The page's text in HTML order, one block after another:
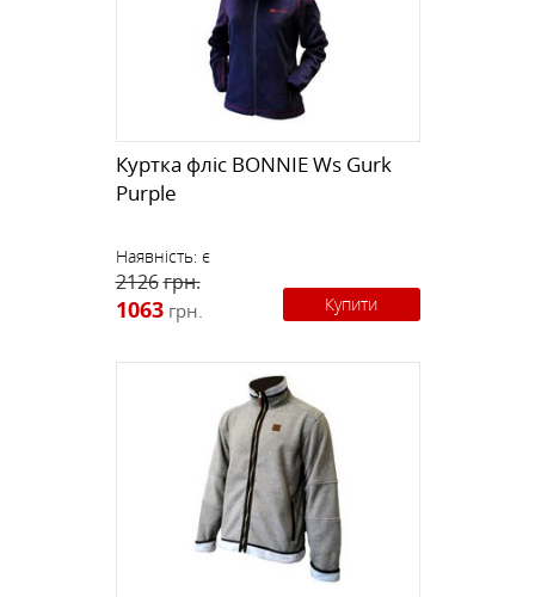
Куртка фліс BONNIE Ws Gurk
Purple
Наявність: є
2126грн.
1063 грн. Купити